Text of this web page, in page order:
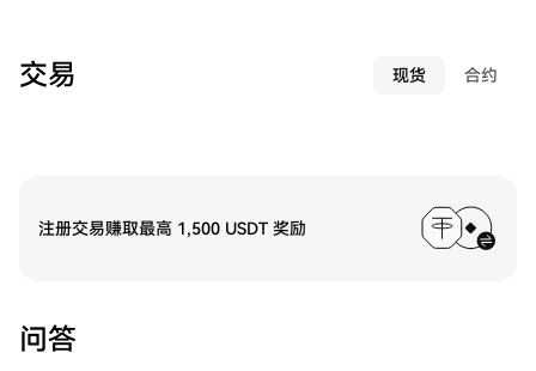
交易 现货 合约
注册交易赚取最高 1,500 USDT 奖励
问答